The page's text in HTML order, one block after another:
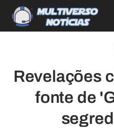
Revelações
fonte de